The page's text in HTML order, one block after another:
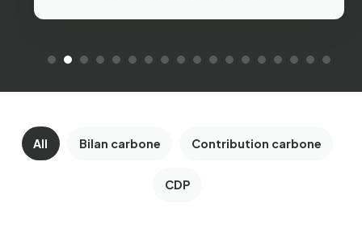
All Bilan carbone Contribution carbone
CDP